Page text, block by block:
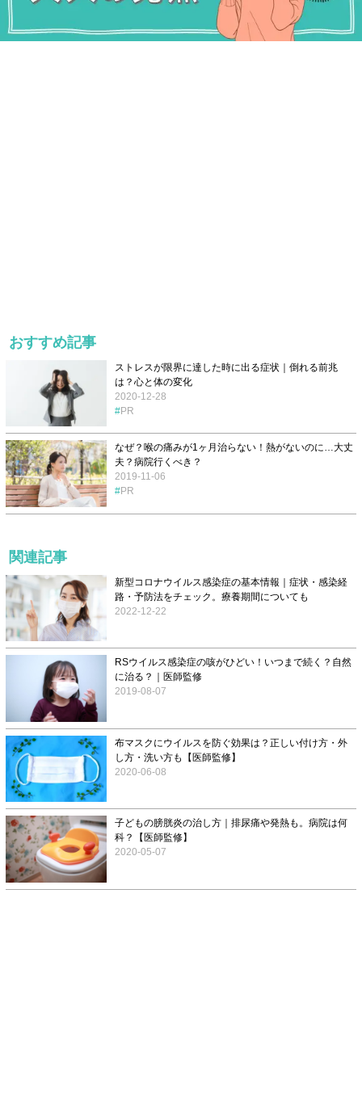
おすすめ記事
ストレスが限界に達した時に出る症状｜倒れる前兆
は？心と体の変化
2020-12-28
PR
なぜ？喉の痛みが1ヶ月治らない！熱がないのに…大丈
夫？病院行くべき？
2019-11-06
PR
関連記事
新型コロナウイルス感染症の基本情報｜症状・感染経
路・予防法をチェック。療養期間についても
2022-12-22
RSウイルス感染症の咳がひどい！いつまで続く？自然
に治る？｜医師監修
2019-08-07
布マスクにウイルスを防ぐ効果は？正しい付け方・外
し方・洗い方も【医師監修】
2020-06-08
子どもの膀胱炎の治し方｜排尿痛や発熱も。病院は何
科？【医師監修】
2020-05-07